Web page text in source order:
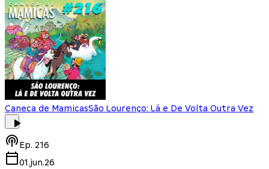
Caneca de MamicasSão Lourenço: Lá e De Volta Outra Vez
Ep. 216
01.jun.26